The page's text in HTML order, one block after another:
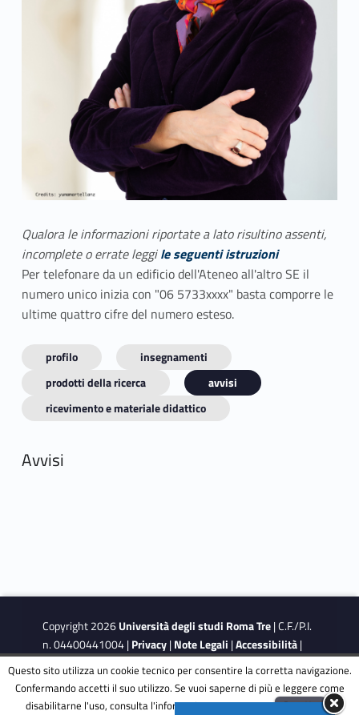
Qualora le informazioni riportate a lato risultino assenti,
incomplete o errate leggile seguenti istruzioni
Per telefonare da un edificio dell'Ateneo all'altro SE il
numero unico inizia con "06 5733xxxx" basta comporre le
ultime quattro cifre del numero esteso.
profilo
insegnamenti
prodotti della ricerca
avvisi
ricevimento e materiale didattico
Avvisi
Copyright 2026Università degli studi Roma Tre| C.F./P.I.
n. 04400441004 |Privacy|Note Legali |Accessibilità|
Obiettivi di accessibilità|Dichiarazione di accessibilità
This site is protected by reCAPTCHA and the GooglePrivacy
Questo sito utilizza un cookie tecnico per consentire la corretta navigazione.
Confermando accetti il suo utilizzo. Se vuoi saperne di più e leggere come
disabilitarne l'uso, consulta l'informativa estesa.ENG Accetta